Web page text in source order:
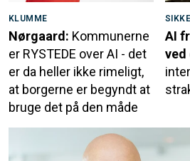
KLUMME
Nørgaard: Kommunerne
er RYSTEDE over AI - det
er da heller ikke rimeligt,
at borgerne er begyndt at
bruge det på den måde
AI
ved